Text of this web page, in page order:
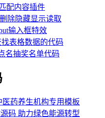
配内容插件
除隐藏显示读取
输入框特效
表格数据的代码
名抽奖名单代码
药养生机构专用模板
码 助力绿色能源转型